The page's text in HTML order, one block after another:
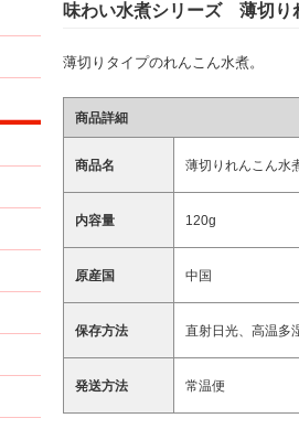
味わい水煮シリーズ 薄切り
薄切りタイプのれんこん水煮。
商品詳細
商品名 薄切りれんこん水
内容量 120g
原産国 中国
保存方法 直射日光、高温多
発送方法 常温便